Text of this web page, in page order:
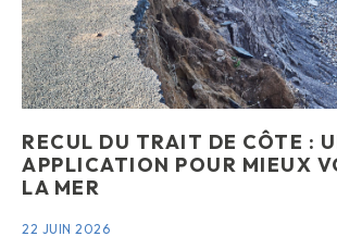
RECUL DU TRAIT DE CÔTE :
APPLICATION POUR MIEUX
LA MER
22 JUIN 2026